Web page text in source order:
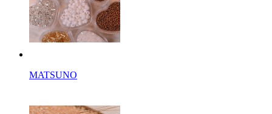
MATSUNO